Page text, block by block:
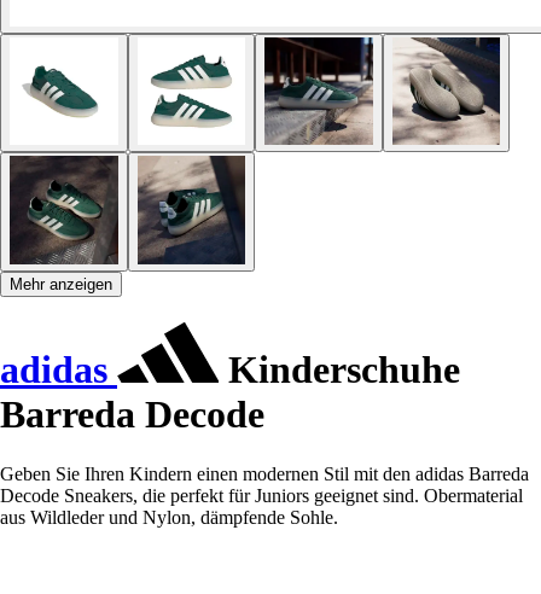
Mehr anzeigen
adidas
Kinderschuhe
Barreda Decode
Geben Sie Ihren Kindern einen modernen Stil mit den adidas Barreda
Decode Sneakers, die perfekt für Juniors geeignet sind. Obermaterial
aus Wildleder und Nylon, dämpfende Sohle.